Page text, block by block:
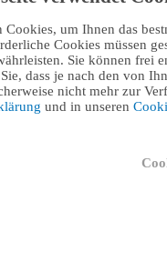
Cookies, um Ihnen das
Cookies müssen
Sie können frei
dass je nach den von
nicht mehr zur
und in unseren